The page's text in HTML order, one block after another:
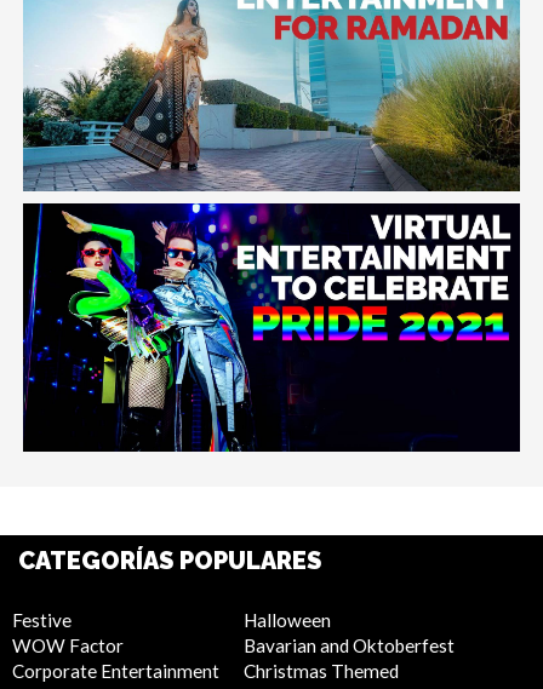
CATEGORÍAS POPULARES
Festive
WOW Factor
Corporate Entertainment
Halloween
Bavarian and Oktoberfest
Christmas Themed